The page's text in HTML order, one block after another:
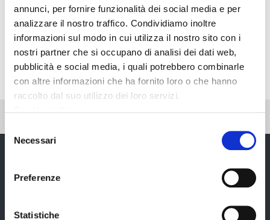
annunci, per fornire funzionalità dei social media e per
analizzare il nostro traffico. Condividiamo inoltre
informazioni sul modo in cui utilizza il nostro sito con i
nostri partner che si occupano di analisi dei dati web,
pubblicità e social media, i quali potrebbero combinarle
con altre informazioni che ha fornito loro o che hanno
raccolto dal suo utilizzo dei loro servizi.
delNecessari
Preferenze
Statistiche
Ultima modifica: 29 Aprile 2021